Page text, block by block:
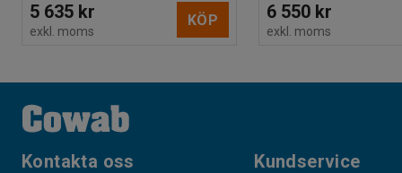
5 635 kr
exkl. moms
KÖP 6 550 kr
exkl. moms
Kontakta oss Kundservice